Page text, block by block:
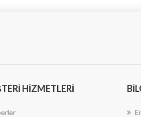
HIZMETLERI